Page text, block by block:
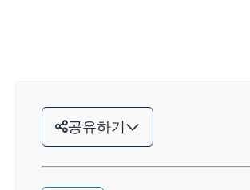
공유하기